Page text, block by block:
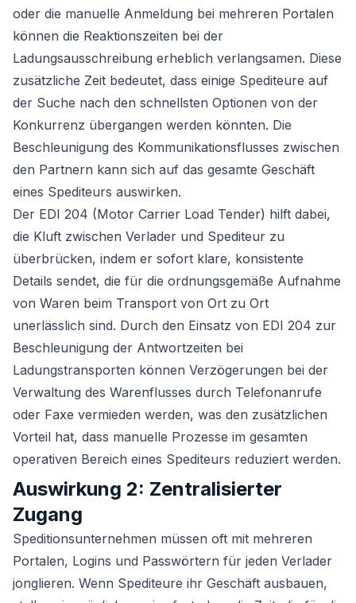
oder die manuelle Anmeldung bei mehreren Portalen
können die Reaktionszeiten bei der
Ladungsausschreibung erheblich verlangsamen. Diese
zusätzliche Zeit bedeutet, dass einige Spediteure auf
der Suche nach den schnellsten Optionen von der
Konkurrenz übergangen werden könnten. Die
Beschleunigung des Kommunikationsflusses zwischen
den Partnern kann sich auf das gesamte Geschäft
eines Spediteurs auswirken.
Der EDI 204 (Motor Carrier Load Tender) hilft dabei,
die Kluft zwischen Verlader und Spediteur zu
überbrücken, indem er sofort klare, konsistente
Details sendet, die für die ordnungsgemäße Aufnahme
von Waren beim Transport von Ort zu Ort
unerlässlich sind. Durch den Einsatz von EDI 204 zur
Beschleunigung der Antwortzeiten bei
Ladungstransporten können Verzögerungen bei der
Verwaltung des Warenflusses durch Telefonanrufe
oder Faxe vermieden werden, was den zusätzlichen
Vorteil hat, dass manuelle Prozesse im gesamten
operativen Bereich eines Spediteurs reduziert werden.
Auswirkung 2: Zentralisierter
Zugang
Speditionsunternehmen müssen oft mit mehreren
Portalen, Logins und Passwörtern für jeden Verlader
jonglieren. Wenn Spediteure ihr Geschäft ausbauen,